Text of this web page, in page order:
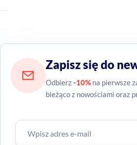
Zapisz się do
Odbierz-10% na pierwsze
bieżąco z nowościami oraz